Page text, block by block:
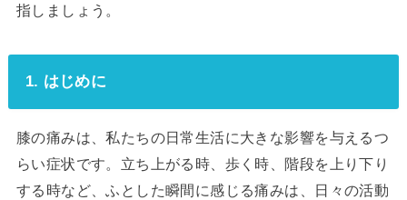
指しましょう。
1. はじめに
膝の痛みは、私たちの日常生活に大きな影響を与えるつ
らい症状です。立ち上がる時、歩く時、階段を上り下り
する時など、ふとした瞬間に感じる痛みは、日々の活動